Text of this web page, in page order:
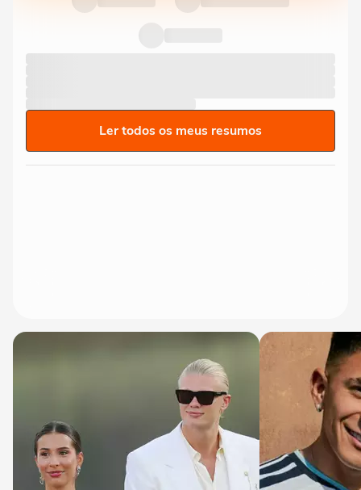
Ler todos os meus resumos